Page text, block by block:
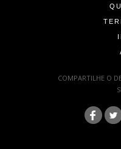
COMPARTILHE O